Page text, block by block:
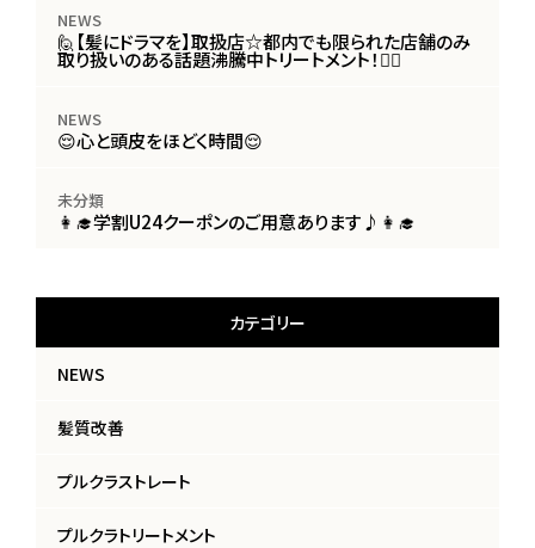
NEWS
🙋【髪にドラマを】取扱店☆都内でも限られた店舗のみ
取り扱いのある話題沸騰中トリートメント！🙋‍♀️
NEWS
😌心と頭皮をほどく時間😌
未分類
👩‍🎓学割U24クーポンのご用意あります♪👩‍🎓
カテゴリー
NEWS
髪質改善
プルクラストレート
プルクラトリートメント